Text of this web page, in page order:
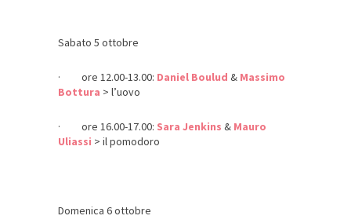
Sabato 5 ottobre
· ore 12.00-13.00: Daniel Boulud & Massimo
Bottura > l’uovo
· ore 16.00-17.00: Sara Jenkins & Mauro
Uliassi > il pomodoro
Domenica 6 ottobre